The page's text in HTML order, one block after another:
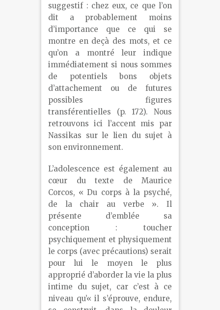
suggestif : chez eux, ce que l’on
dit a probablement moins
d’importance que ce qui se
montre en deçà des mots, et ce
qu’on a montré leur indique
immédiatement si nous sommes
de potentiels bons objets
d’attachement ou de futures
possibles figures
transférentielles (p. 172). Nous
retrouvons ici l’accent mis par
Nassikas sur le lien du sujet à
son environnement.
L’adolescence est également au
cœur du texte de Maurice
Corcos, « Du corps à la psyché,
de la chair au verbe ». Il
présente d’emblée sa
conception : toucher
psychiquement et physiquement
le corps (avec précautions) serait
pour lui le moyen le plus
approprié d’aborder la vie la plus
intime du sujet, car c’est à ce
niveau qu’« il s’éprouve, endure,